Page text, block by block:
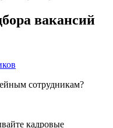
вакансий
сотрудникам?
кадровые